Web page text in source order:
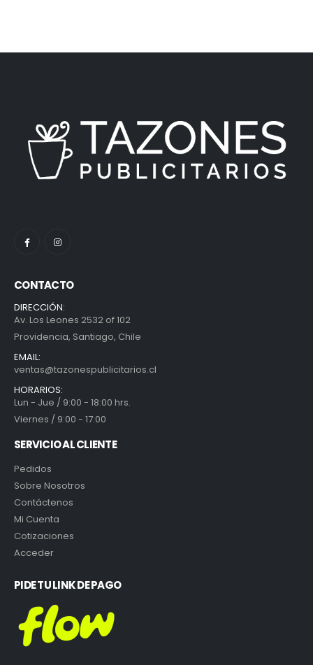
CONTACTO
DIRECCIÓN:
Av. Los Leones 2532 of 102
Providencia, Santiago, Chile
EMAIL:
ventas@tazonespublicitarios.cl
HORARIOS:
Lun - Jue / 9:00 - 18:00 hrs.
Viernes / 9:00 - 17:00
SERVICIO AL CLIENTE
Pedidos
Sobre Nosotros
Contáctenos
Mi Cuenta
Cotizaciones
Acceder
PIDE TU LINK DE PAGO